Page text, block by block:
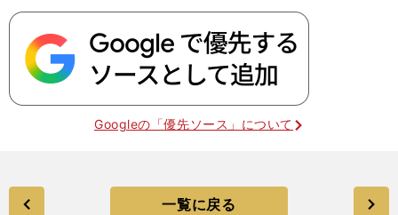
Googleの「優先ソース」について
一覧に戻る